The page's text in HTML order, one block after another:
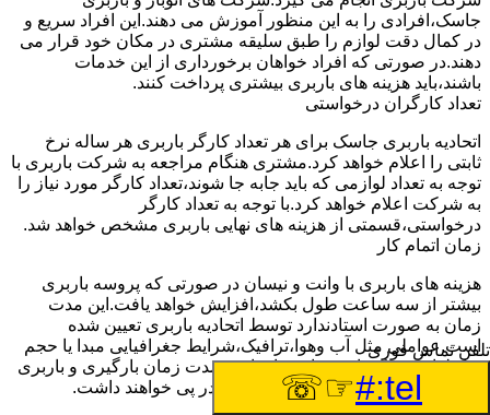
جاسک،افرادی را به این منظور آموزش می دهند.این افراد سریع و
در کمال دقت لوازم را طبق سلیقه مشتری در مکان خود قرار می
دهند.در صورتی که افراد خواهان برخورداری از این خدمات
باشند،باید هزینه های باربری بیشتری پرداخت کنند.
تعداد کارگران درخواستی
اتحادیه باربری جاسک برای هر تعداد کارگر باربری هر ساله نرخ
ثابتی را اعلام خواهد کرد.مشتری هنگام مراجعه به شرکت باربری با
توجه به تعداد لوازمی که باید جابه جا شوند،تعداد کارگر مورد نیاز را
به شرکت اعلام خواهد کرد.با توجه به تعداد کارگر
درخواستی،قسمتی از هزینه های نهایی باربری مشخص خواهد شد.
زمان اتمام کار
هزینه های باربری با وانت و نیسان در صورتی که پروسه باربری
بیشتر از سه ساعت طول بکشد،افزایش خواهد یافت.این مدت
زمان به صورت استادندارد توسط اتحادیه باربری تعیین شده
است.عواملی مثل آب وهوا،ترافیک،شرایط جغرافیایی مبدا یا حجم
زیاد لوازم ممکن است باعث افزایش مدت زمان بارگیری و باربری
شوند که افزایش هزینه های باربری را در پی خواهند داشت.
تعداد طبقات ساختمان مبدا و مقصد
تلفن تماس فوری
tel:#
☞☏